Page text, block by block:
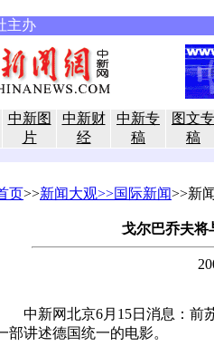
主办
中新图
片
中新财
经
中新专
稿
图文专
稿
页>>新闻大观>>国际新闻>>新
戈尔巴乔夫将
中新网北京6月15日消息：前苏
部讲述德国统一的电影。